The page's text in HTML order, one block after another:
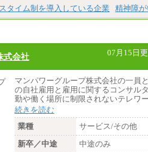
5）
※3…愛知県、静岡
※4…北海道、宮
野県、新潟県、
島県、山口県、香
※5…青森県、鳥取
知県、大分県、長
児島県、沖縄県、
・月給には一律地
00円、
5…23,000円）
・試用期間中も給
タイム制を導入している企業 精神障
式会社 07月15日
マンパワーグループ株式会社の一員
の自社雇用と雇用に関するコンサル
勤や働く場所に制限されないテレワ
続きを読む
業種
サービス/その他
新卒／中途
中途のみ